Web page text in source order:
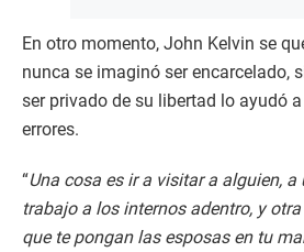
En otro momento, John Kelvin se
nunca se imaginó ser encarcelado,
ser privado de su libertad lo ayudó
errores.
“Una cosa es ir a visitar a alguien,
trabajo a los internos adentro, y
que te pongan las esposas en tu